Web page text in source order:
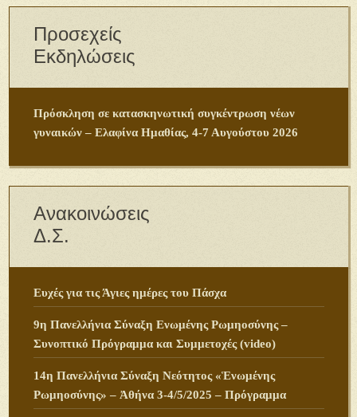
Προσεχείς
Εκδηλώσεις
Πρόσκληση σε κατασκηνωτική συγκέντρωση νέων
γυναικών – Ελαφίνα Ημαθίας, 4-7 Αυγούστου 2026
Ανακοινώσεις
Δ.Σ.
Ευχές για τις Άγιες ημέρες του Πάσχα
9η Πανελλήνια Σύναξη Ενωμένης Ρωμηοσύνης –
Συνοπτικό Πρόγραμμα και Συμμετοχές (video)
14η Πανελλήνια Σύναξη Νεότητος «Ἑνωμένης
Ρωμηοσύνης» – Ἀθήνα 3-4/5/2025 – Πρόγραμμα